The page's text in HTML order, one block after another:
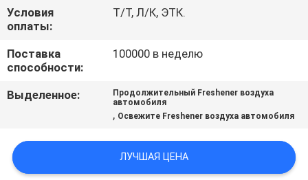
СПРОСИТЕ
ЦИТАТУ
САЙТА
PRIVACY
POLICY
Условия
оплаты:
Т/Т, Л/К, ЭТК.
Поставка
способности:
100000 в неделю
Выделенное:
Продолжительный Freshener воздуха
автомобиля
, Освежите Freshener воздуха автомобиля
ЛУЧШАЯ ЦЕНА